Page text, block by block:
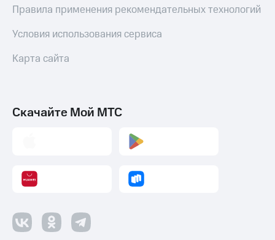
Правила применения рекомендательных технологий
Условия использования сервиса
Карта сайта
Скачайте Мой МТС